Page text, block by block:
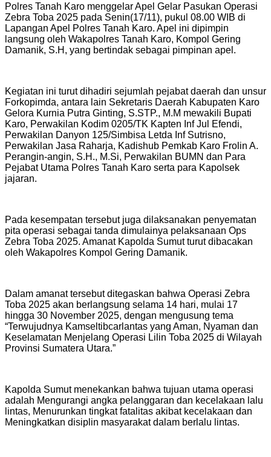
Polres Tanah Karo menggelar Apel Gelar Pasukan Operasi
Zebra Toba 2025 pada Senin(17/11), pukul 08.00 WIB di
Lapangan Apel Polres Tanah Karo. Apel ini dipimpin
langsung oleh Wakapolres Tanah Karo, Kompol Gering
Damanik, S.H, yang bertindak sebagai pimpinan apel.
Kegiatan ini turut dihadiri sejumlah pejabat daerah dan unsur
Forkopimda, antara lain Sekretaris Daerah Kabupaten Karo
Gelora Kurnia Putra Ginting, S.STP., M.M mewakili Bupati
Karo, Perwakilan Kodim 0205/TK Kapten Inf Jul Efendi,
Perwakilan Danyon 125/Simbisa Letda Inf Sutrisno,
Perwakilan Jasa Raharja, Kadishub Pemkab Karo Frolin A.
Perangin-angin, S.H., M.Si, Perwakilan BUMN dan Para
Pejabat Utama Polres Tanah Karo serta para Kapolsek
jajaran.
Pada kesempatan tersebut juga dilaksanakan penyematan
pita operasi sebagai tanda dimulainya pelaksanaan Ops
Zebra Toba 2025. Amanat Kapolda Sumut turut dibacakan
oleh Wakapolres Kompol Gering Damanik.
Dalam amanat tersebut ditegaskan bahwa Operasi Zebra
Toba 2025 akan berlangsung selama 14 hari, mulai 17
hingga 30 November 2025, dengan mengusung tema
“Terwujudnya Kamseltibcarlantas yang Aman, Nyaman dan
Keselamatan Menjelang Operasi Lilin Toba 2025 di Wilayah
Provinsi Sumatera Utara.”
Kapolda Sumut menekankan bahwa tujuan utama operasi
adalah Mengurangi angka pelanggaran dan kecelakaan lalu
lintas, Menurunkan tingkat fatalitas akibat kecelakaan dan
Meningkatkan disiplin masyarakat dalam berlalu lintas.